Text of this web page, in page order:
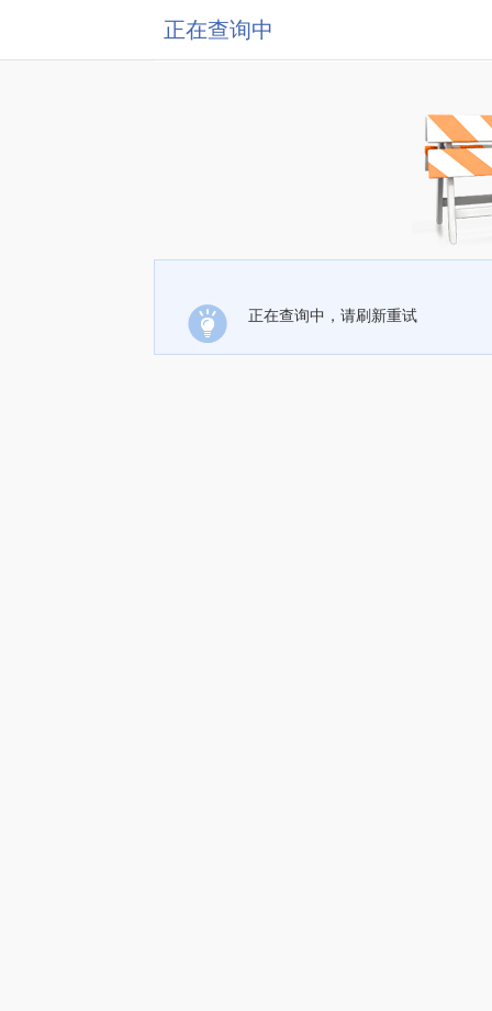
正在查询中
正在查询中，请刷新重试